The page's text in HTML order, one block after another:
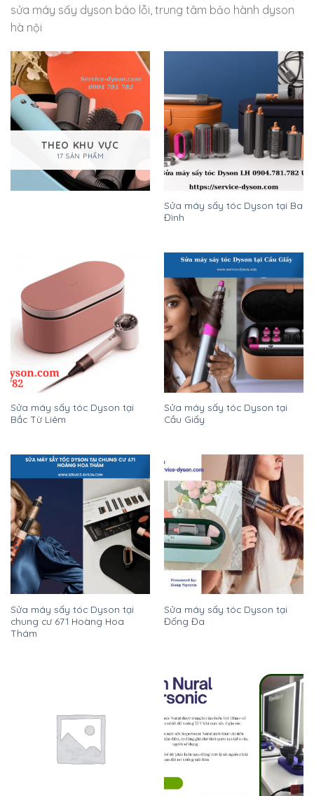
sửa máy sấy dyson báo lỗi, trung tâm bảo hành dyson
hà nội
THEO KHU VỰC
17 SẢN PHẨM
Sửa máy sấy tóc Dyson tại Ba
Đình
Sửa máy sấy tóc Dyson tại
Bắc Từ Liêm
Sửa máy sấy tóc Dyson tại
Cầu Giấy
Sửa máy sấy tóc Dyson tại
chung cư 671 Hoàng Hoa
Thám
Sửa máy sấy tóc Dyson tại
Đống Đa